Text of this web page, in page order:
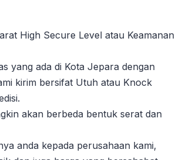
High Secure Level atau Keamanan
yang ada di Kota Jepara dengan
kirim bersifat Utuh atau Knock
akan berbeda bentuk serat dan
anda kepada perusahaan kami,